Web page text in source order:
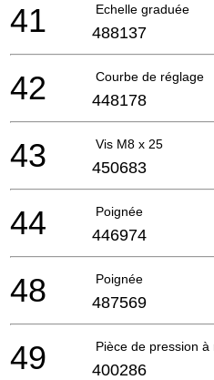
Echelle graduée
41 488137
Courbe de réglage
42 448178
Vis M8 x 25
43 450683
Poignée
44 446974
Poignée
48 487569
Pièce de pression à
49 400286